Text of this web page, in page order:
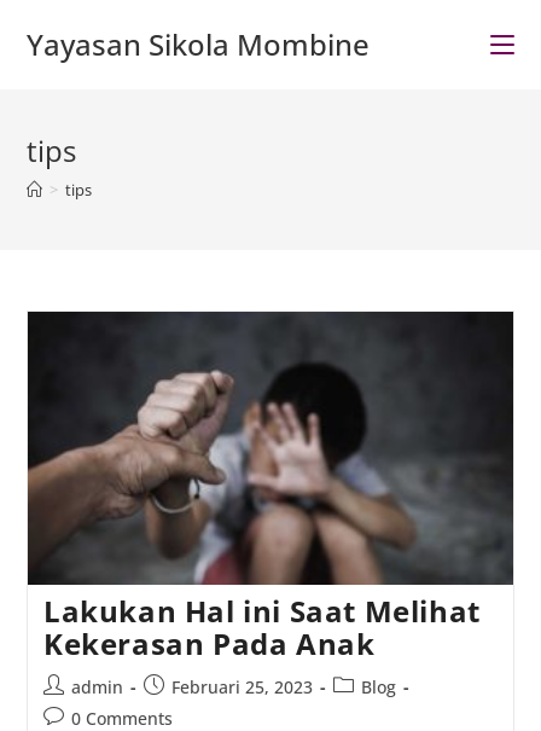
Yayasan Sikola Mombine
tips
> tips
Lakukan Hal ini Saat Melihat
Kekerasan Pada Anak
Post
author:
admin
Post
published:
Februari 25, 2023
PostBlog
Post0 Comments